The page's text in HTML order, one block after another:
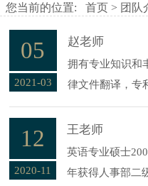
您当前的位置: 首页> 团队
05
2021-03
赵老师
拥有专业知识和
律文件翻译，专
文本的书写；具
强的判断能力及
法；爱好广泛，
12
2020-11
王老师
英语专业硕士
年获得人事部二